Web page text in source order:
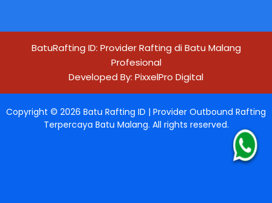
BatuRafting ID: Provider Rafting di Batu Malang
Profesional
Developed By: PixxelPro Digital
Copyright © 2026 Batu Rafting ID | Provider Outbound Rafting
Terpercaya Batu Malang. All rights reserved.